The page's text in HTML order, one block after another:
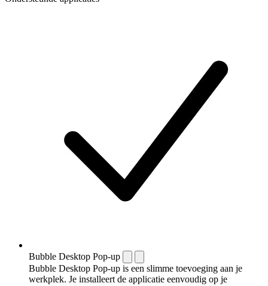
Bubble Desktop Pop-up
Bubble Desktop Pop-up is een slimme toevoeging aan je
werkplek. Je installeert de applicatie eenvoudig op je